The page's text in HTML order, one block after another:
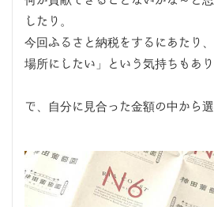
したり。
今回ふるさと納税をするにあたり
場所にしたい」という気持ちもあり
で、自分に見合った金額の中から